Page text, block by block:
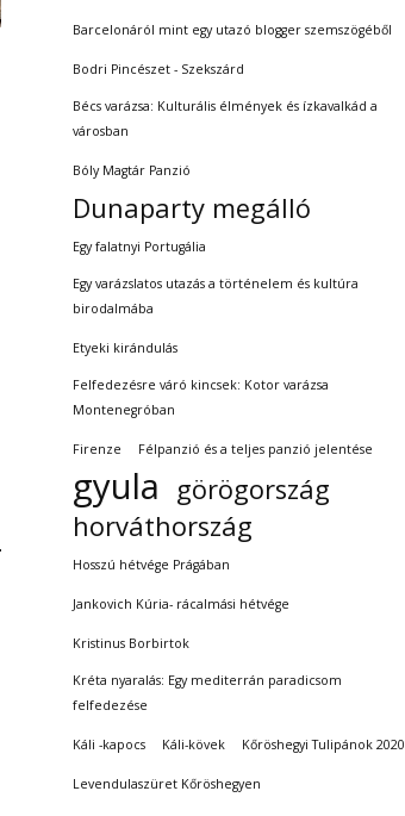
Barcelonáról mint egy utazó blogger szemszögéből
Bodri Pincészet - Szekszárd
Bécs varázsa: Kulturális élmények és ízkavalkád a
városban
Bóly Magtár Panzió
Dunaparty megálló
Egy falatnyi Portugália
Egy varázslatos utazás a történelem és kultúra
birodalmába
Etyeki kirándulás
Felfedezésre váró kincsek: Kotor varázsa
Montenegróban
Firenze Félpanzió és a teljes panzió jelentése
gyula
görögország
horváthország
Hosszú hétvége Prágában
Jankovich Kúria- rácalmási hétvége
Kristinus Borbirtok
Kréta nyaralás: Egy mediterrán paradicsom
felfedezése
Káli -kapocs Káli-kövek Kőröshegyi Tulipánok 2020
Levendulaszüret Kőröshegyen